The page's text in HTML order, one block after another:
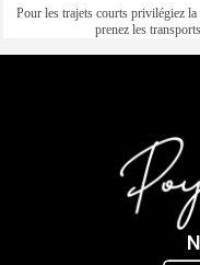
Pour les trajets courts privilégiez
prenez les